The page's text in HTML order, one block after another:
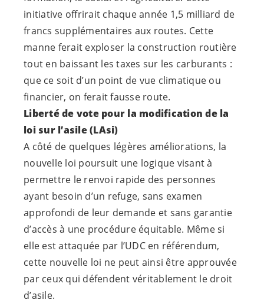
initiative offrirait chaque année 1,5 milliard de
francs supplémentaires aux routes. Cette
manne ferait exploser la construction routière
tout en baissant les taxes sur les carburants :
que ce soit d’un point de vue climatique ou
financier, on ferait fausse route.
Liberté de vote pour la modification de la
loi sur l’asile (LAsi)
A côté de quelques légères améliorations, la
nouvelle loi poursuit une logique visant à
permettre le renvoi rapide des personnes
ayant besoin d’un refuge, sans examen
approfondi de leur demande et sans garantie
d’accès à une procédure équitable. Même si
elle est attaquée par l’UDC en référendum,
cette nouvelle loi ne peut ainsi être approuvée
par ceux qui défendent véritablement le droit
d’asile.